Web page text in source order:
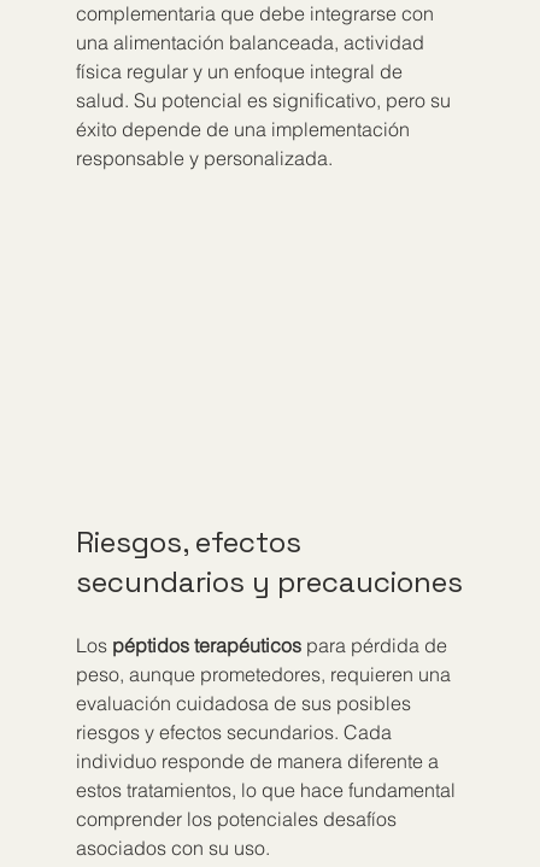
complementaria que debe integrarse con
una alimentación balanceada, actividad
física regular y un enfoque integral de
salud. Su potencial es significativo, pero su
éxito depende de una implementación
responsable y personalizada.
Riesgos, efectos
secundarios y precauciones
Los péptidos terapéuticos para pérdida de
peso, aunque prometedores, requieren una
evaluación cuidadosa de sus posibles
riesgos y efectos secundarios. Cada
individuo responde de manera diferente a
estos tratamientos, lo que hace fundamental
comprender los potenciales desafíos
asociados con su uso.